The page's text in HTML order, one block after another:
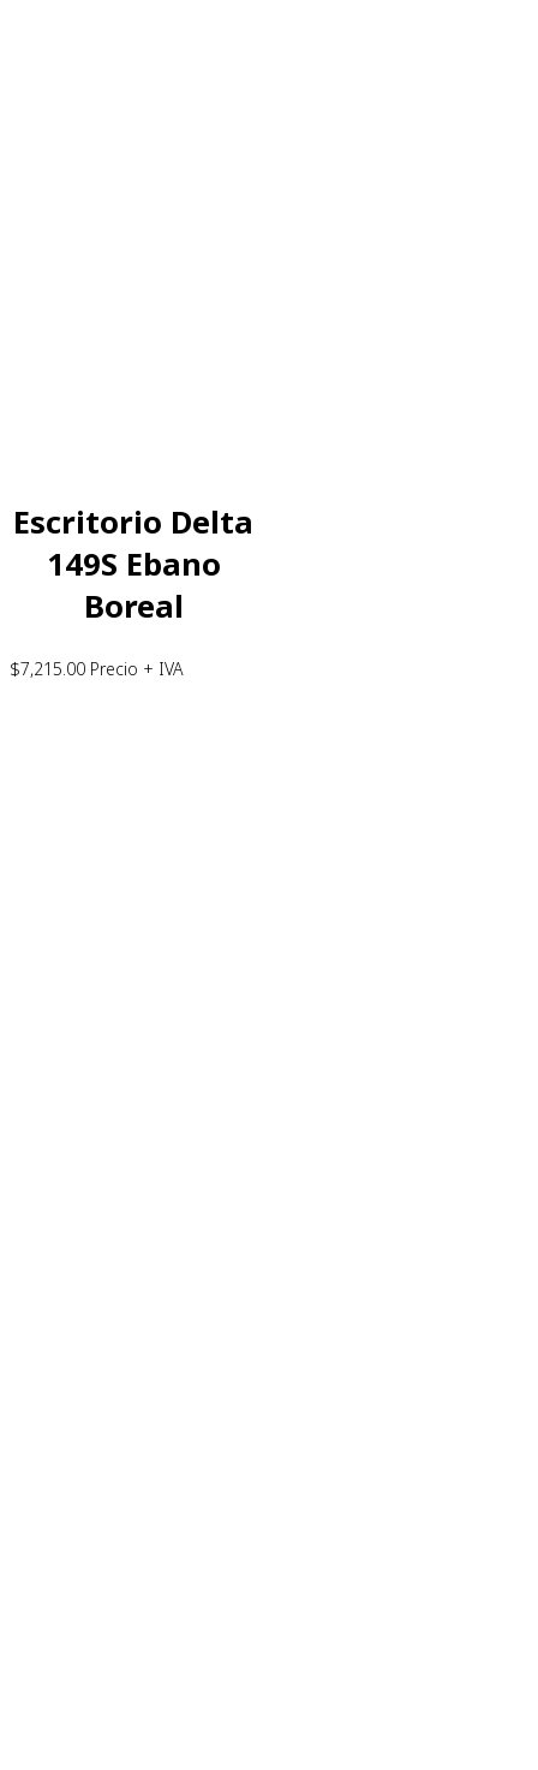
Escritorio Delta
149S Ebano
Boreal
$7,215.00 Precio + IVA